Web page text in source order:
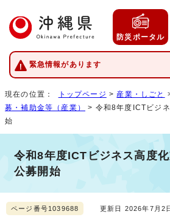
防災ポータル
緊急情報があります
現在の位置： トップページ > 産業・しごと
募・補助金等（産業）
> 令和8年度ICTビジ
始
令和8年度ICTビジネス高度
公募開始
ページ番号1039688 更新日 2026年7月2